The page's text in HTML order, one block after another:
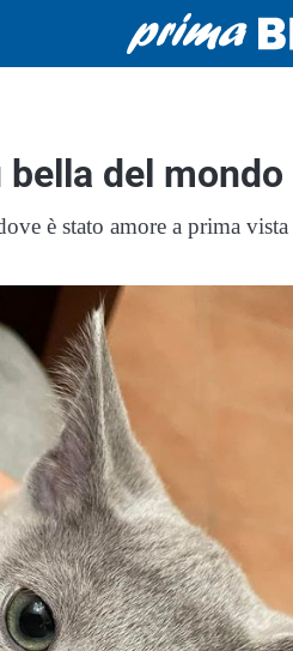
del mondo
è stato amore a prima